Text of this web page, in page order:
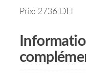
Prix: 2736 DH